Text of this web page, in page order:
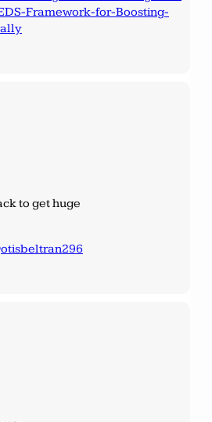
Framework-for-Boosting-
to get huge